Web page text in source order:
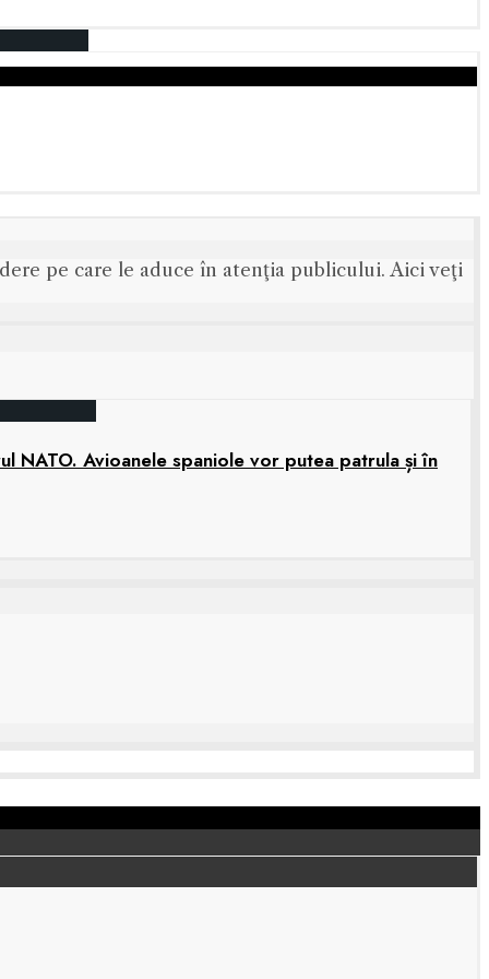
pe care le aduce în atenţia publicului. Aici veţi
NATO. Avioanele spaniole vor putea patrula și în